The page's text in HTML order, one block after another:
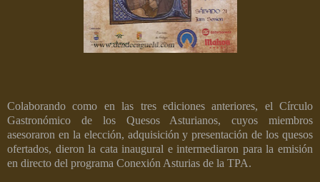
Colaborando como en las tres ediciones anteriores, el Círculo
Gastronómico de los Quesos Asturianos, cuyos miembros
asesoraron en la elección, adquisición y presentación de los quesos
ofertados, dieron la cata inaugural e intermediaron para la emisión
en directo del programa Conexión Asturias de la TPA.